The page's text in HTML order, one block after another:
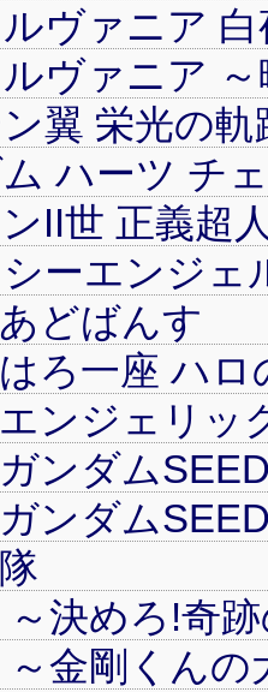
ヴァニア
ヴァニア
翼 栄光の軌
II世 正義超
どばんす
ろ一座 ハロ
ンダム
ンダム
決めろ!奇
金剛くんの